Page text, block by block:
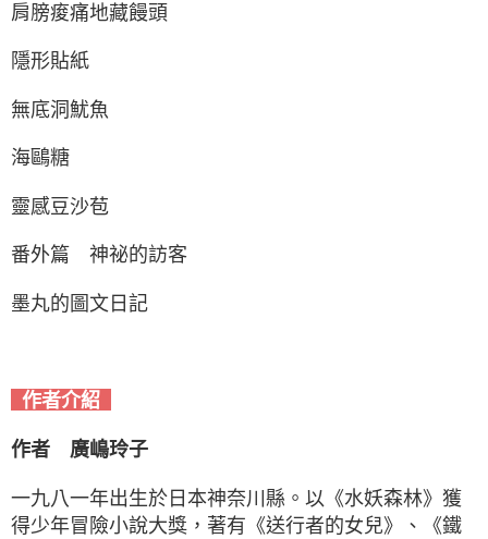
肩膀痠痛地藏饅頭
隱形貼紙
無底洞魷魚
海鷗糖
靈感豆沙苞
番外篇 神祕的訪客
墨丸的圖文日記
作者介紹
作者 廣嶋玲子
一九八一年出生於日本神奈川縣。以《水妖森林》獲
得少年冒險小說大獎，著有《送行者的女兒》、《鐵